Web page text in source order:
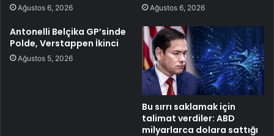
Ağustos 6, 2026 Ağustos 6, 2026
Antonelli Belçika GP’sinde
Polde, Verstappen İkinci
Ağustos 5, 2026
Bu sırrı saklamak için
talimat verdiler: ABD
milyarlarca dolara sattığı